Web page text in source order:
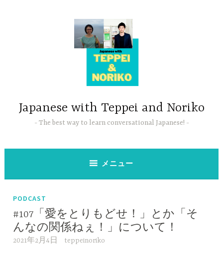
Japanese with Teppei and Noriko
The best way to learn conversational Japanese!
メニュー
PODCAST
#107「愛をとりもどせ！」とか「そ
んなの関係ねぇ！」について！
2021年2月4日 teppeinoriko